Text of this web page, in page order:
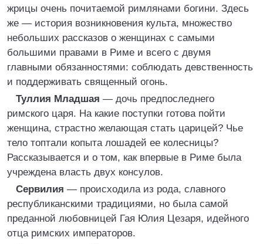
жрицы очень почитаемой римлянами богини. Здесь
же — история возникновения культа, множество
небольших рассказов о женщинах с самыми
большими правами в Риме и всего с двумя
главными обязанностями: соблюдать девственность
и поддерживать священный огонь.
Туллия Младшая — дочь предпоследнего
римского царя. На какие поступки готова пойти
женщина, страстно желающая стать царицей? Чье
тело топтали копыта лошадей ее колесницы?
Рассказывается и о том, как впервые в Риме была
учреждена власть двух консулов.
Сервилия — происходила из рода, славного
республиканскими традициями, но была самой
преданной любовницей Гая Юлия Цезаря, идейного
отца римских императоров.